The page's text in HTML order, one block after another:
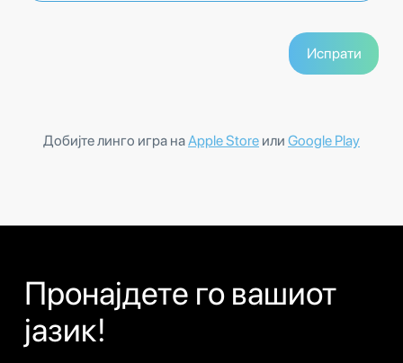
Добијте линго игра наApple Store или Google Play
Пронајдете го вашиот
јазик!